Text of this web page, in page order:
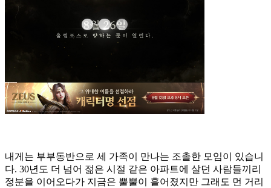
내게는 부부동반으로 세 가족이 만나는 조촐한 모임이 있습니
다. 30년도 더 넘어 젊은 시절 같은 아파트에 살던 사람들끼리
정분을 이어오다가 지금은 뿔뿔이 흩어졌지만 그래도 먼 거리